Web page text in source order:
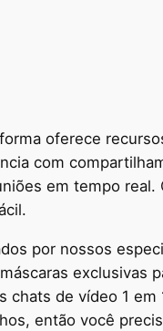
oferece
com
em tempo real.
por nossos
exclusivas
chats de vídeo 1 em
então você